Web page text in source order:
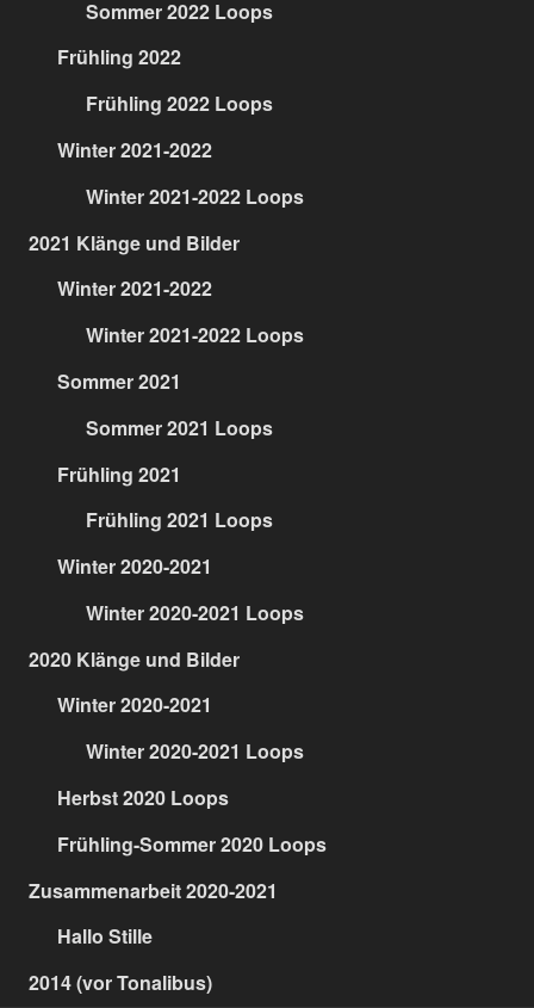
Sommer 2022 Loops
Frühling 2022
Frühling 2022 Loops
Winter 2021-2022
Winter 2021-2022 Loops
2021 Klänge und Bilder
Winter 2021-2022
Winter 2021-2022 Loops
Sommer 2021
Sommer 2021 Loops
Frühling 2021
Frühling 2021 Loops
Winter 2020-2021
Winter 2020-2021 Loops
2020 Klänge und Bilder
Winter 2020-2021
Winter 2020-2021 Loops
Herbst 2020 Loops
Frühling-Sommer 2020 Loops
Zusammenarbeit 2020-2021
Hallo Stille
2014 (vor Tonalibus)